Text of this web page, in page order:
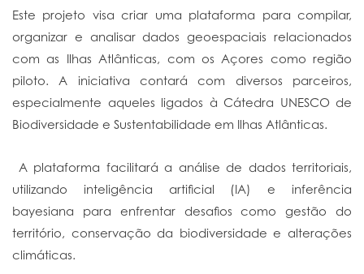
Este projeto visa criar uma plataforma para compilar,
organizar e analisar dados geoespaciais relacionados
com as Ilhas Atlânticas, com os Açores como região
piloto. A iniciativa contará com diversos parceiros,
especialmente aqueles ligados à Cátedra UNESCO de
Biodiversidade e Sustentabilidade em Ilhas Atlânticas.
A plataforma facilitará a análise de dados territoriais,
utilizando inteligência artificial (IA) e inferência
bayesiana para enfrentar desafios como gestão do
território, conservação da biodiversidade e alterações
climáticas.